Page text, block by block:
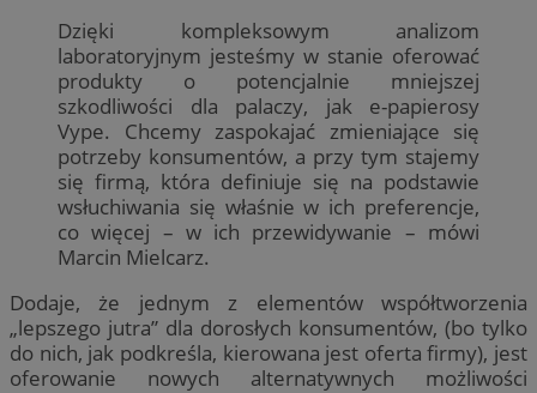
Dzięki kompleksowym analizom
laboratoryjnym jesteśmy w stanie oferować
produkty o potencjalnie mniejszej
szkodliwości dla palaczy, jak e-papierosy
Vype. Chcemy zaspokajać zmieniające się
potrzeby konsumentów, a przy tym stajemy
się firmą, która definiuje się na podstawie
wsłuchiwania się właśnie w ich preferencje,
co więcej – w ich przewidywanie – mówi
Marcin Mielcarz.
Dodaje, że jednym z elementów współtworzenia
„lepszego jutra” dla dorosłych konsumentów, (bo tylko
do nich, jak podkreśla, kierowana jest oferta firmy), jest
oferowanie nowych alternatywnych możliwości